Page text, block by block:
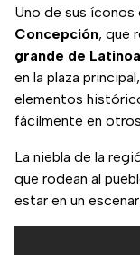
Uno de sus íconos
Concepción, que
grande de
en la plaza
elementos
fácilmente en
La niebla de la
que rodean al
estar en un